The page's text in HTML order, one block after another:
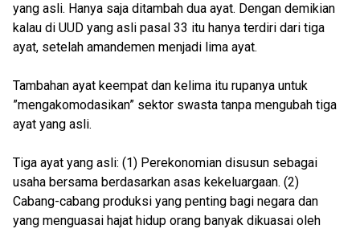
yang asli. Hanya saja ditambah dua ayat. Dengan demikian
kalau di UUD yang asli pasal 33 itu hanya terdiri dari tiga
ayat, setelah amandemen menjadi lima ayat.
Tambahan ayat keempat dan kelima itu rupanya untuk
”mengakomodasikan” sektor swasta tanpa mengubah tiga
ayat yang asli.
Tiga ayat yang asli: (1) Perekonomian disusun sebagai
usaha bersama berdasarkan asas kekeluargaan. (2)
Cabang-cabang produksi yang penting bagi negara dan
yang menguasai hajat hidup orang banyak dikuasai oleh